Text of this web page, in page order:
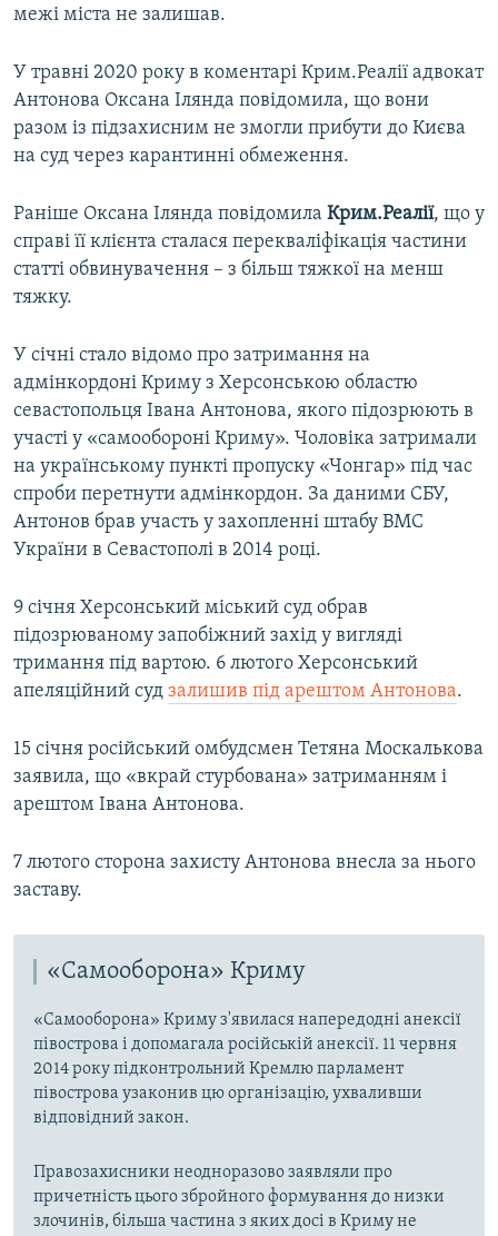
межі міста не залишав.
У травні 2020 року в коментарі Крим.Реалії адвокат
Антонова Оксана Ілянда повідомила, що вони
разом із підзахисним не змогли прибути до Києва
на суд через карантинні обмеження.
Раніше Оксана Ілянда повідомила Крим.Реалії, що у
справі її клієнта сталася перекваліфікація частини
статті обвинувачення – з більш тяжкої на менш
тяжку.
У січні стало відомо про затримання на
адмінкордоні Криму з Херсонською областю
севастопольця Івана Антонова, якого підозрюють в
участі у «самообороні Криму». Чоловіка затримали
на українському пункті пропуску «Чонгар» під час
спроби перетнути адмінкордон. За даними СБУ,
Антонов брав участь у захопленні штабу ВМС
України в Севастополі в 2014 році.
9 січня Херсонський міський суд обрав
підозрюваному запобіжний захід у вигляді
тримання під вартою. 6 лютого Херсонський
апеляційний суд залишив під арештом Антонова.
15 січня російський омбудсмен Тетяна Москалькова
заявила, що «вкрай стурбована» затриманням і
арештом Івана Антонова.
7 лютого сторона захисту Антонова внесла за нього
заставу.​
«Самооборона» Криму
«Самооборона» Криму з'явилася напередодні анексії
півострова і допомагала російській анексії. 11 червня
2014 року підконтрольний Кремлю парламент
півострова узаконив цю організацію, ухваливши
відповідний закон.
Правозахисники неодноразово заявляли про
причетність цього збройного формування до низки
злочинів, більша частина з яких досі в Криму не